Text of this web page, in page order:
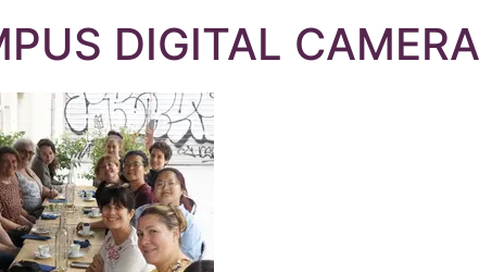
DIGITAL CAMERA